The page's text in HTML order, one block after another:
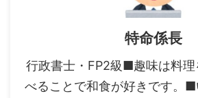
特命係長
行政書士・FP2級■趣味は料理
べることで和食が好きです。